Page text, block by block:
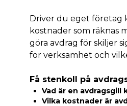
Driver du eget företag
kostnader som räknas
göra avdrag för skiljer
för verksamhet och
Få stenkoll på
Vad är en avdragsgill
Vilka kostnader är